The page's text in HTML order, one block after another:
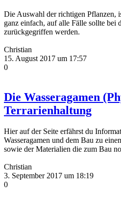
Die Auswahl der richtigen Pflanzen,
ganz einfach, auf alle Fälle sollte bei
zurückgegriffen werden.
Christian
15. August 2017 um 17:57
0
Die Wasseragamen
Terrarienhaltung
Hier auf der Seite erfährst du
Wasseragamen und dem Bau zu
sowie der Materialien die zum Bau
Christian
3. September 2017 um 18:19
0